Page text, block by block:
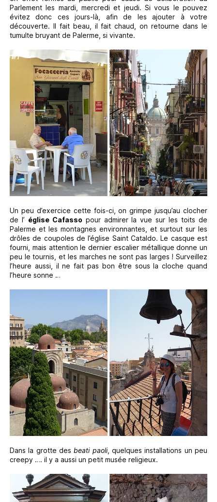
Parlement les mardi, mercredi et jeudi. Si vous le pouvez
évitez donc ces jours-là, afin de les ajouter à votre
découverte. Il fait beau, il fait chaud, on retourne dans le
tumulte bruyant de Palerme, si vivante.
Un peu d’exercice cette fois-ci, on grimpe jusqu’au clocher
de l’ église Cafassopour admirer la vue sur les toits de
Palerme et les montagnes environnantes, et surtout sur les
drôles de coupoles de l’église Saint Cataldo. Le casque est
fourni, mais attention le dernier escalier métallique donne un
peu le tournis, et les marches ne sont pas larges ! Surveillez
l’heure aussi, il ne fait pas bon être sous la cloche quand
l’heure sonne …
Dans la grotte desbeati paoli, quelques installations un peu
creepy …. il y a aussi un petit musée religieux.